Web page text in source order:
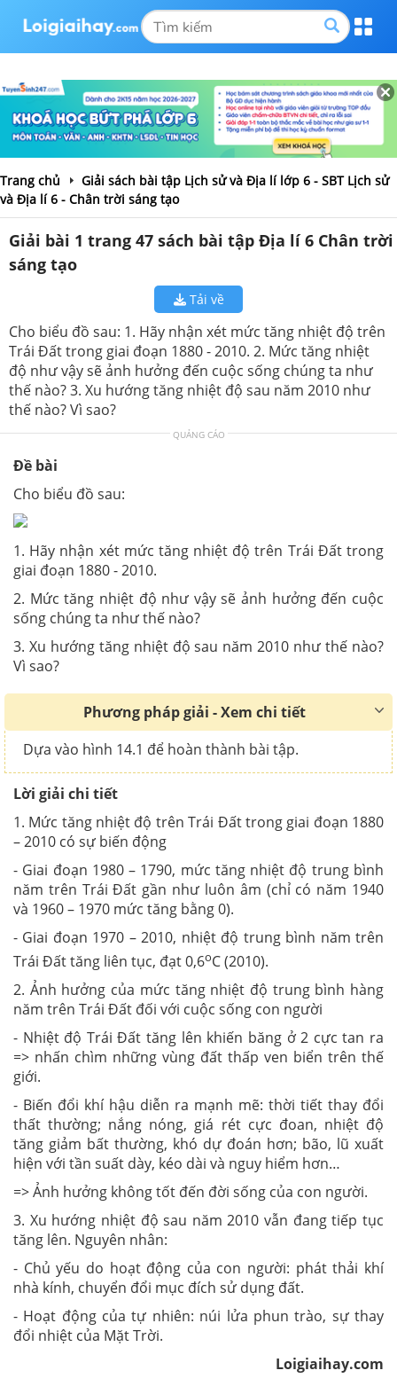
Trang chủ
Giải sách bài tập Lịch sử và Địa lí lớp 6 - SBT Lịch sử
và Địa lí 6 - Chân trời sáng tạo
Giải bài 1 trang 47 sách bài tập Địa lí 6 Chân trời
sáng tạo
Tải về
Cho biểu đồ sau: 1. Hãy nhận xét mức tăng nhiệt độ trên
Trái Đất trong giai đoạn 1880 - 2010. 2. Mức tăng nhiệt
độ như vậy sẽ ảnh hưởng đến cuộc sống chúng ta như
thế nào? 3. Xu hướng tăng nhiệt độ sau năm 2010 như
thế nào? Vì sao?
QUẢNG CÁO
Đề bài
Cho biểu đồ sau:
1. Hãy nhận xét mức tăng nhiệt độ trên Trái Đất trong
giai đoạn 1880 - 2010.
2. Mức tăng nhiệt độ như vậy sẽ ảnh hưởng đến cuộc
sống chúng ta như thế nào?
3. Xu hướng tăng nhiệt độ sau năm 2010 như thế nào?
Vì sao?
Phương pháp giải - Xem chi tiết
Dựa vào hình 14.1 để hoàn thành bài tập.
Lời giải chi tiết
1. Mức tăng nhiệt độ trên Trái Đất trong giai đoạn 1880
– 2010 có sự biến động
- Giai đoạn 1980 – 1790, mức tăng nhiệt độ trung bình
năm trên Trái Đất gần như luôn âm (chỉ có năm 1940
và 1960 – 1970 mức tăng bằng 0).
- Giai đoạn 1970 – 2010, nhiệt độ trung bình năm trên
Trái Đất tăng liên tục, đạt 0,6oC (2010).
2. Ảnh hưởng của mức tăng nhiệt độ trung bình hàng
năm trên Trái Đất đối với cuộc sống con người
- Nhiệt độ Trái Đất tăng lên khiến băng ở 2 cực tan ra
=> nhấn chìm những vùng đất thấp ven biển trên thế
giới.
- Biến đổi khí hậu diễn ra mạnh mẽ: thời tiết thay đổi
thất thường; nắng nóng, giá rét cực đoan, nhiệt độ
tăng giảm bất thường, khó dự đoán hơn; bão, lũ xuất
hiện với tần suất dày, kéo dài và nguy hiểm hơn…
=> Ảnh hưởng không tốt đến đời sống của con người.
3. Xu hướng nhiệt độ sau năm 2010 vẫn đang tiếp tục
tăng lên. Nguyên nhân:
- Chủ yếu do hoạt động của con người: phát thải khí
nhà kính, chuyển đổi mục đích sử dụng đất.
- Hoạt động của tự nhiên: núi lửa phun trào, sự thay
đổi nhiệt của Mặt Trời.
Loigiaihay.com